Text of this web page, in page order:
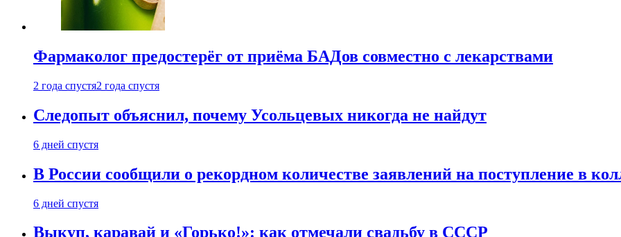
Фармаколог предостерёг от приёма БАДов совместно с лекарствами
2 года спустя2 года спустя
Следопыт объяснил, почему Усольцевых никогда не найдут
6 дней спустя
В России сообщили о рекордном количестве заявлений на поступление в
6 дней спустя
Выкуп, каравай и «Горько!»: как отмечали свадьбу в СССР